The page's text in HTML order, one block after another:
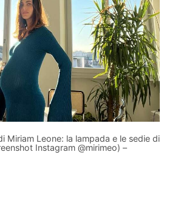
Miriam Leone: la lampada e le sedie di
Instagram @mirimeo) –